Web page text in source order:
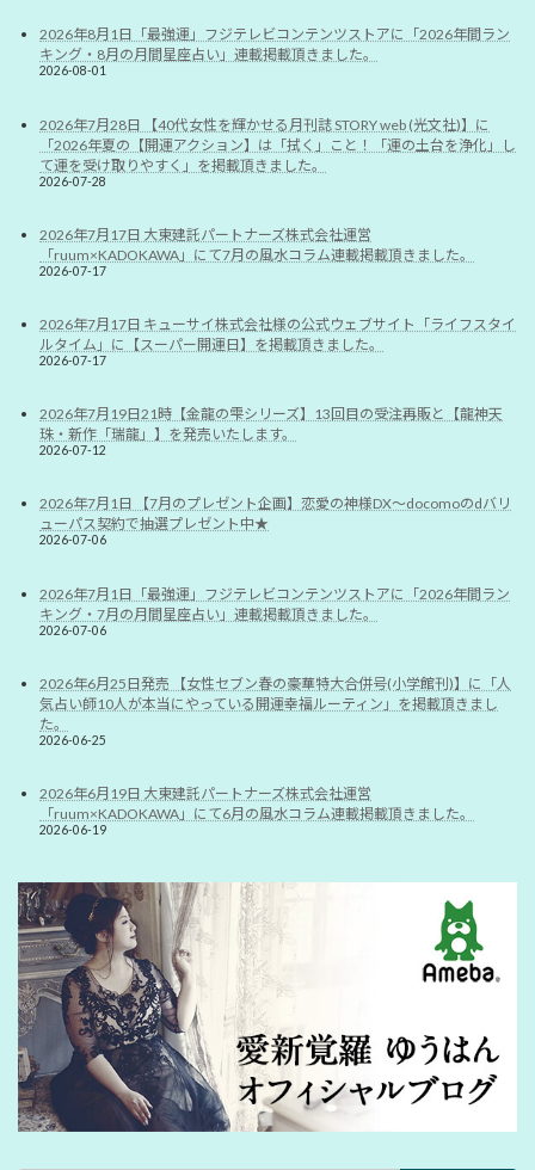
2026年8月1日「最強運」フジテレビコンテンツストアに「2026年間ラン
キング・8月の月間星座占い」連載掲載頂きました。
2026-08-01
2026年7月28日 【40代女性を輝かせる月刊誌 STORY web (光文社)】に
「2026年夏の【開運アクション】は「拭く」こと！「運の土台を浄化」し
て運を受け取りやすく」を掲載頂きました。
2026-07-28
2026年7月17日 大東建託パートナーズ株式会社運営
「ruum×KADOKAWA」にて7月の風水コラム連載掲載頂きました。
2026-07-17
2026年7月17日 キューサイ株式会社様の公式ウェブサイト「ライフスタイ
ルタイム」に【スーパー開運日】を掲載頂きました。
2026-07-17
2026年7月19日21時【金龍の雫シリーズ】13回目の受注再販と【龍神天
珠・新作「瑞龍」】を発売いたします。
2026-07-12
2026年7月1日 【7月のプレゼント企画】恋愛の神様DX〜docomoのdバリ
ューパス契約で抽選プレゼント中★
2026-07-06
2026年7月1日「最強運」フジテレビコンテンツストアに「2026年間ラン
キング・7月の月間星座占い」連載掲載頂きました。
2026-07-06
2026年6月25日発売 【女性セブン春の豪華特大合併号(小学館刊)】に「人
気占い師10人が本当にやっている開運幸福ルーティン」を掲載頂きまし
た。
2026-06-25
2026年6月19日 大東建託パートナーズ株式会社運営
「ruum×KADOKAWA」にて6月の風水コラム連載掲載頂きました。
2026-06-19